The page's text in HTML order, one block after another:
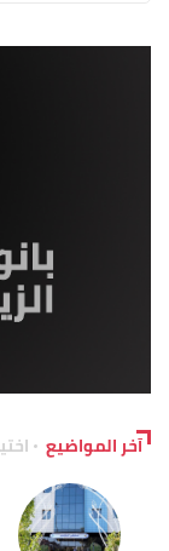
آخر المواضيع